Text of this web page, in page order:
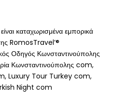
καταχωρισμένα εμπορικά
RomosTravel’®
Οδηγός Κωνσταντινούπολης
Κωνσταντινούπολης com,
Luxury Tour Turkey com,
Night com